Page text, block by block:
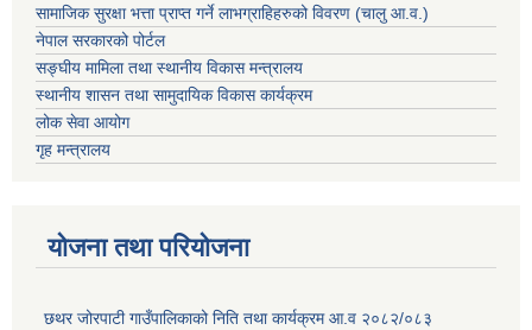
सामाजिक सुरक्षा भत्ता प्राप्त गर्ने लाभग्राहिहरुको विवरण (चालु आ.व.)
नेपाल सरकारको पोर्टल
सङ्घीय मामिला तथा स्थानीय विकास मन्त्रालय
स्थानीय शासन तथा सामुदायिक विकास कार्यक्रम
लोक सेवा आयोग
गृह मन्त्रालय
योजना तथा परियोजना
छथर जोरपाटी गाउँपालिकाको निति तथा कार्यक्रम आ.व २०८२/०८३